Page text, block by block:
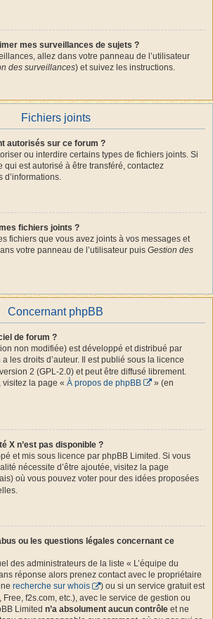
mes surveillances de sujets ?
allez dans votre panneau de l’utilisateur
des surveillances) et suivez les instructions.
Fichiers joints
autorisés sur ce forum ?
ou interdire certains types de fichiers joints. Si
qui est autorisé à être transféré, contactez
d’informations.
fichiers joints ?
fichiers que vous avez joints à vos messages et
votre panneau de l’utilisateur puis Gestion des
Concernant phpBB
de forum ?
non modifiée) est développé et distribué par
a les droits d’auteur. Il est publié sous la licence
2 (GPL-2.0) et peut être diffusé librement.
visitez la page « À propos de phpBB
» (en
X n’est pas disponible ?
et mis sous licence par phpBB Limited. Si vous
nécessite d’être ajoutée, visitez la page
où vous pouvez voter pour des idées proposées
ou les questions légales concernant ce
des administrateurs de la liste « L’équipe du
réponse alors prenez contact avec le propriétaire
recherche sur whois
) ou si un service gratuit est
f2s.com, etc.), avec le service de gestion ou
Limited n’a absolument aucun contrôle et ne